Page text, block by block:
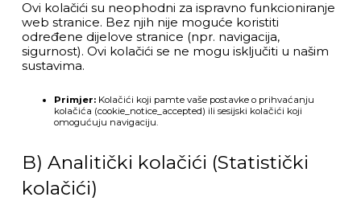
Ovi kolačići su neophodni za ispravno funkcioniranje
web stranice. Bez njih nije moguće koristiti
određene dijelove stranice (npr. navigacija,
sigurnost). Ovi kolačići se ne mogu isključiti u našim
sustavima.
Primjer: Kolačići koji pamte vaše postavke o prihvaćanju
kolačića (cookie_notice_accepted) ili sesijski kolačići koji
omogućuju navigaciju.
B) Analitički kolačići (Statistički
kolačići)